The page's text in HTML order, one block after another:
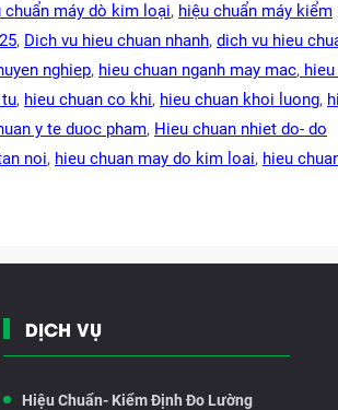
chuẩn máy dò kim loại, hiệu chuẩn máy kiểm
, Dich vu hieu chuan nhanh, dich vu hieu
nghiep, hieu chuan nganh may mac,
, hieu chuan co khi, hieu chuan khoi luong,
y te duoc pham, Hieu chuan nhiet do- do
noi, hieu chuan may do kim loai, hieu
DỊCH VỤ
Hiệu Chuẩn- Kiểm Định Đo Lường